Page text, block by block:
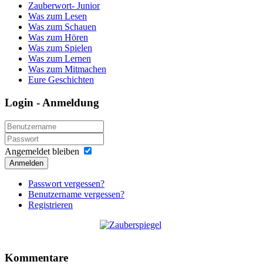
Zauberwort- Junior
Was zum Lesen
Was zum Schauen
Was zum Hören
Was zum Spielen
Was zum Lernen
Was zum Mitmachen
Eure Geschichten
Login - Anmeldung
Angemeldet bleiben
Anmelden
Passwort vergessen?
Benutzername vergessen?
Registrieren
Kommentare